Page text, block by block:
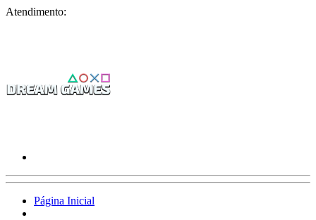
Atendimento:
Página Inicial